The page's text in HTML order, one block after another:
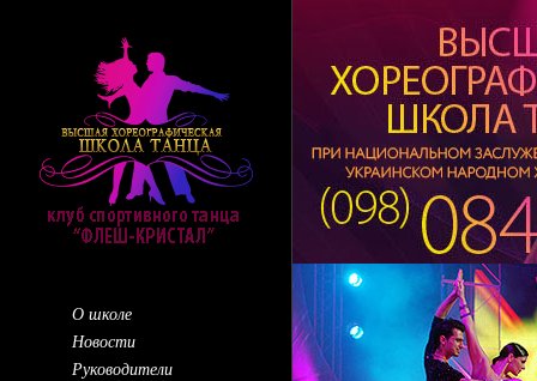
О школе
Новости
Руководители